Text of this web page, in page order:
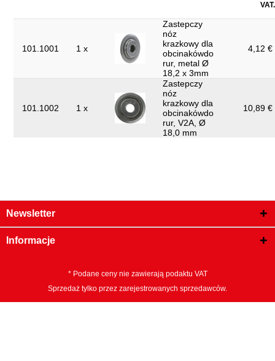
57.0
Wysokość opakowania mm: 50
pozostałe
z rozkładanym narzędziem do
usuwania zadziorów
3,0 - 32,0
101.1001 1 x
Zastepczy
nóz
krazkowy dla
obcinakówdo
rur, metal Ø
18,2 x 3mm
4,12 €
101.1002 1 x
Zastepczy
nóz
krazkowy dla
obcinakówdo
rur, V2A, Ø
18,0 mm
10,89 €
Newsletter
Informacje
* Podane ceny nie zawierają podaktu VAT
Sprzedaż tylko przez zarejestrowanych sprzedawców.